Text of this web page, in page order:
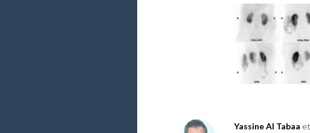
Yassine Al Tabaa et